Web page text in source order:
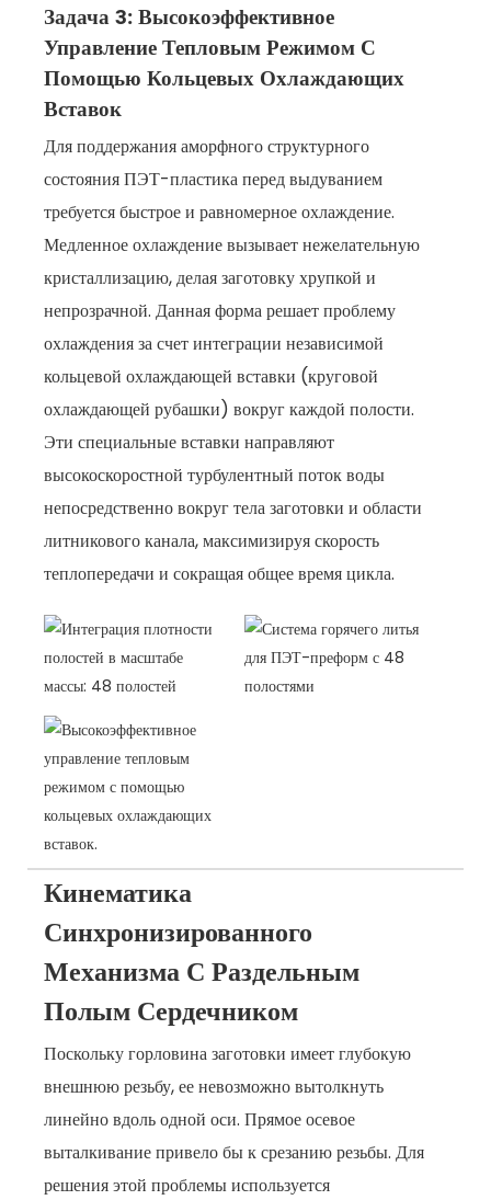
Задача 3: Высокоэффективное
Управление Тепловым Режимом С
Помощью Кольцевых Охлаждающих
Вставок
Для поддержания аморфного структурного
состояния ПЭТ-пластика перед выдуванием
требуется быстрое и равномерное охлаждение.
Медленное охлаждение вызывает нежелательную
кристаллизацию, делая заготовку хрупкой и
непрозрачной. Данная форма решает проблему
охлаждения за счет интеграции независимой
кольцевой охлаждающей вставки (круговой
охлаждающей рубашки) вокруг каждой полости.
Эти специальные вставки направляют
высокоскоростной турбулентный поток воды
непосредственно вокруг тела заготовки и области
литникового канала, максимизируя скорость
теплопередачи и сокращая общее время цикла.
Кинематика
Синхронизированного
Механизма С Раздельным
Полым Сердечником
Поскольку горловина заготовки имеет глубокую
внешнюю резьбу, ее невозможно вытолкнуть
линейно вдоль одной оси. Прямое осевое
выталкивание привело бы к срезанию резьбы. Для
решения этой проблемы используется